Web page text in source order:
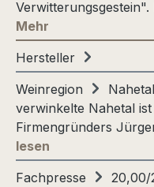
Mehr
Hersteller
Weinregion
verwinkelte Nahetal
Firmengründers
lesen
Fachpresse
20,00/